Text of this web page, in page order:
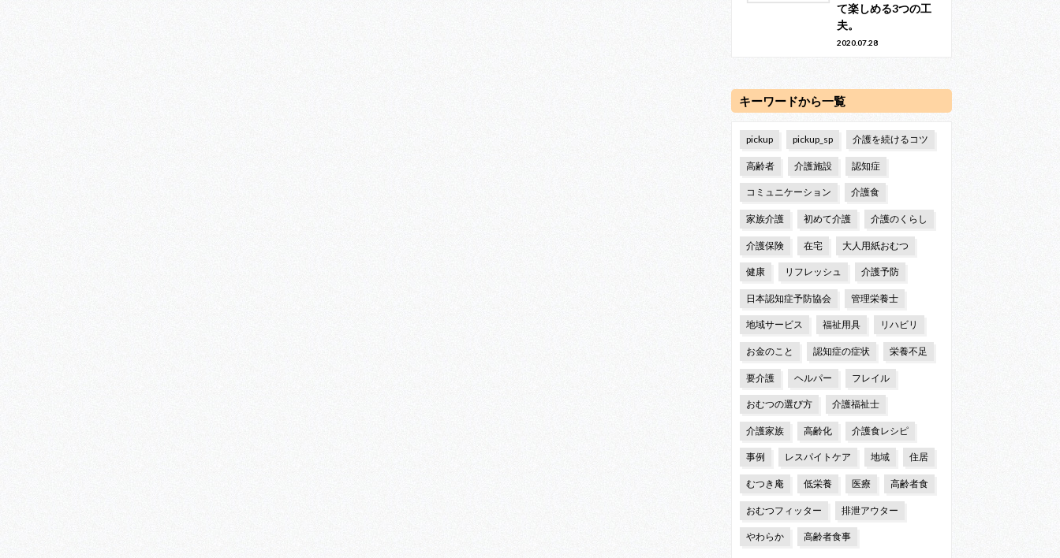
て楽しめる3つの工
夫。
2020.07.28
キーワードから一覧
pickup pickup_sp 介護を続けるコツ
高齢者 介護施設 認知症
コミュニケーション 介護食
家族介護 初めて介護 介護のくらし
介護保険 在宅 大人用紙おむつ
健康 リフレッシュ 介護予防
日本認知症予防協会 管理栄養士
地域サービス 福祉用具 リハビリ
お金のこと 認知症の症状 栄養不足
要介護 ヘルパー フレイル
おむつの選び方 介護福祉士
介護家族 高齢化 介護食レシピ
事例 レスパイトケア 地域 住居
むつき庵 低栄養 医療 高齢者食
おむつフィッター 排泄アウター
やわらか 高齢者食事